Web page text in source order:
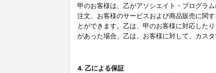
甲のお客様は、乙がアソシエイト・プログラ
注文、お客様のサービスおよび商品販売に関
とができます。乙は、甲のお客様に対応した
があった場合、乙は、お客様に対して、カス
4. 乙による保証